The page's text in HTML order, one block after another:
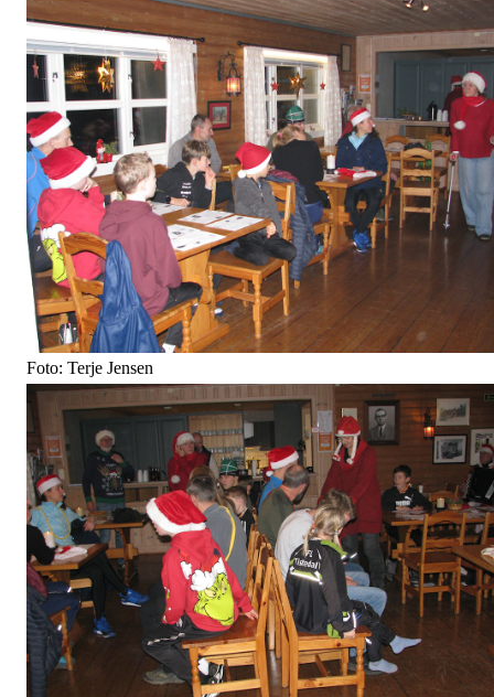
Foto: Terje Jensen